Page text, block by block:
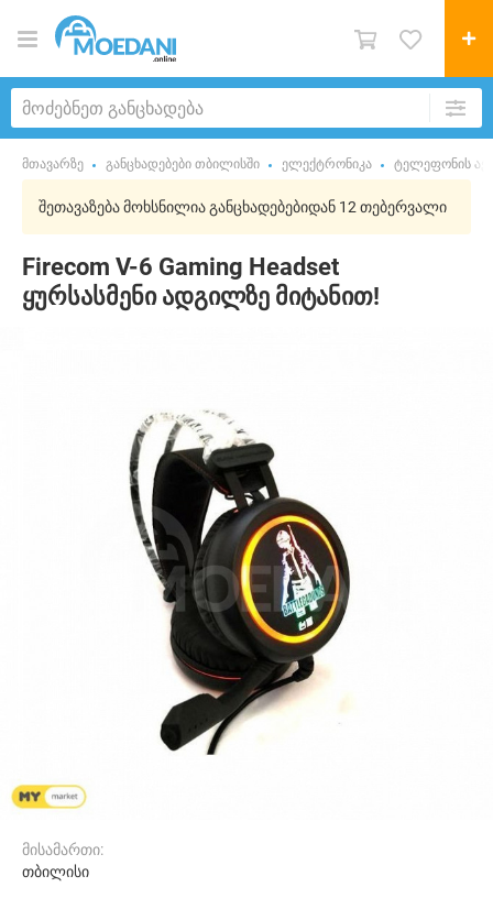
მთავარზე განცხადებები თბილისში ელექტრონიკა ტელეფონის
შეთავაზება მოხსნილია განცხადებებიდან 12 თებერვალი
Firecom V-6 Gaming Headset
ყურსასმენი ადგილზე მიტანით!
მისამართი:
თბილისი